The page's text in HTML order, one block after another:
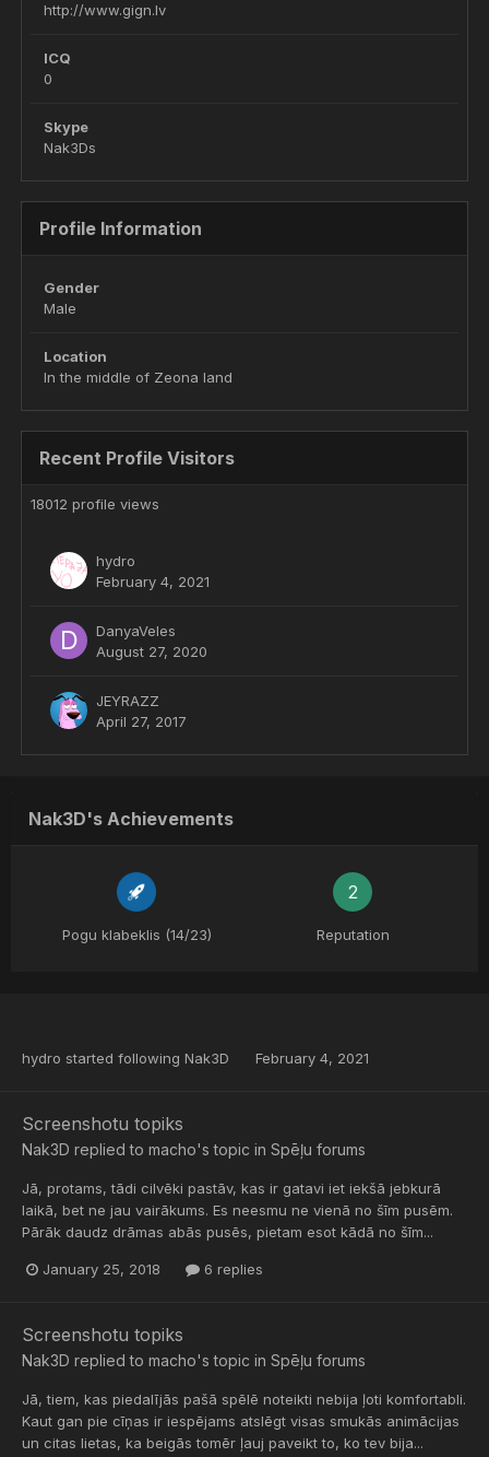
http://www.gign.lv
ICQ
0
Skype
Nak3Ds
Profile Information
Gender
Male
Location
In the middle of Zeona land
Recent Profile Visitors
18012 profile views
hydro
February 4, 2021
DanyaVeles
August 27, 2020
JEYRAZZ
April 27, 2017
Nak3D's Achievements
Pogu klabeklis (14/23)
2
Reputation
hydro started following Nak3D February 4, 2021
Screenshotu topiks
Nak3D replied to macho's topic in Spēļu forums
Jā, protams, tādi cilvēki pastāv, kas ir gatavi iet iekšā jebkurā
laikā, bet ne jau vairākums. Es neesmu ne vienā no šīm pusēm.
Pārāk daudz drāmas abās pusēs, pietam esot kādā no šīm...
January 25, 2018 6 replies
Screenshotu topiks
Nak3D replied to macho's topic in Spēļu forums
Jā, tiem, kas piedalījās pašā spēlē noteikti nebija ļoti komfortabli.
Kaut gan pie cīņas ir iespējams atslēgt visas smukās animācijas
un citas lietas, ka beigās tomēr ļauj paveikt to, ko tev bija...